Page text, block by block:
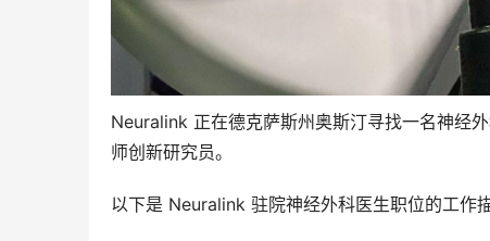
Neuralink 正在德克萨斯州奥斯汀寻找一名神经
师创新研究员。
以下是 Neuralink 驻院神经外科医生职位的工作